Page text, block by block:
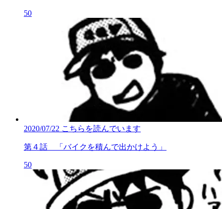
50
2020/07/22 こちらを読んでいます
第４話 「バイクを積んで出かけよう」
50